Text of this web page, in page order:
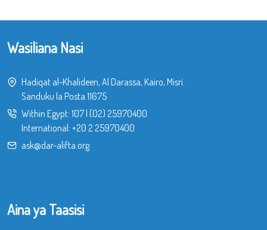
Wasiliana Nasi
Hadiqat al-Khalideen, Al Darassa, Kairo, Misri.
Sanduku la Posta 11675
Within Egypt: 107| (02) 25970400
International: +20 2 25970400
ask@dar-alifta.org
Aina ya Taasisi